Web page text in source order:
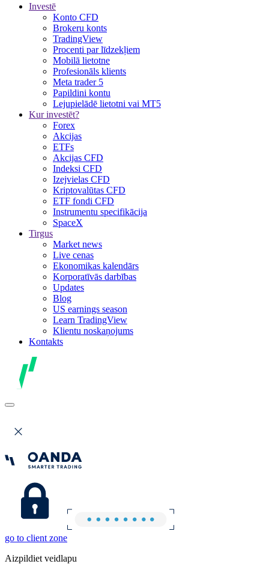
Investē
Konto CFD
Brokeru konts
TradingView
Procenti par līdzekļiem
Mobilā lietotne
Profesionāls klients
Meta trader 5
Papildini kontu
Lejupielādē lietotni vai MT5
Kur investēt?
Forex
Akcijas
ETFs
Akcijas CFD
Indeksi CFD
Izejvielas CFD
Kriptovalūtas CFD
ETF fondi CFD
Instrumentu specifikācija
SpaceX
Tirgus
Market news
Live cenas
Ekonomikas kalendārs
Korporatīvās darbības
Updates
Blog
US earnings season
Learn TradingView
Klientu noskaņojums
Kontakts
go to client zone
Aizpildiet veidlapu